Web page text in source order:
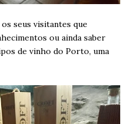
seus visitantes que
ou ainda saber
de vinho do Porto, uma